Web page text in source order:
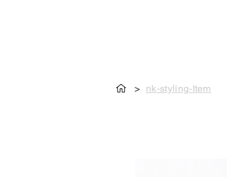
> nk-styling-Item